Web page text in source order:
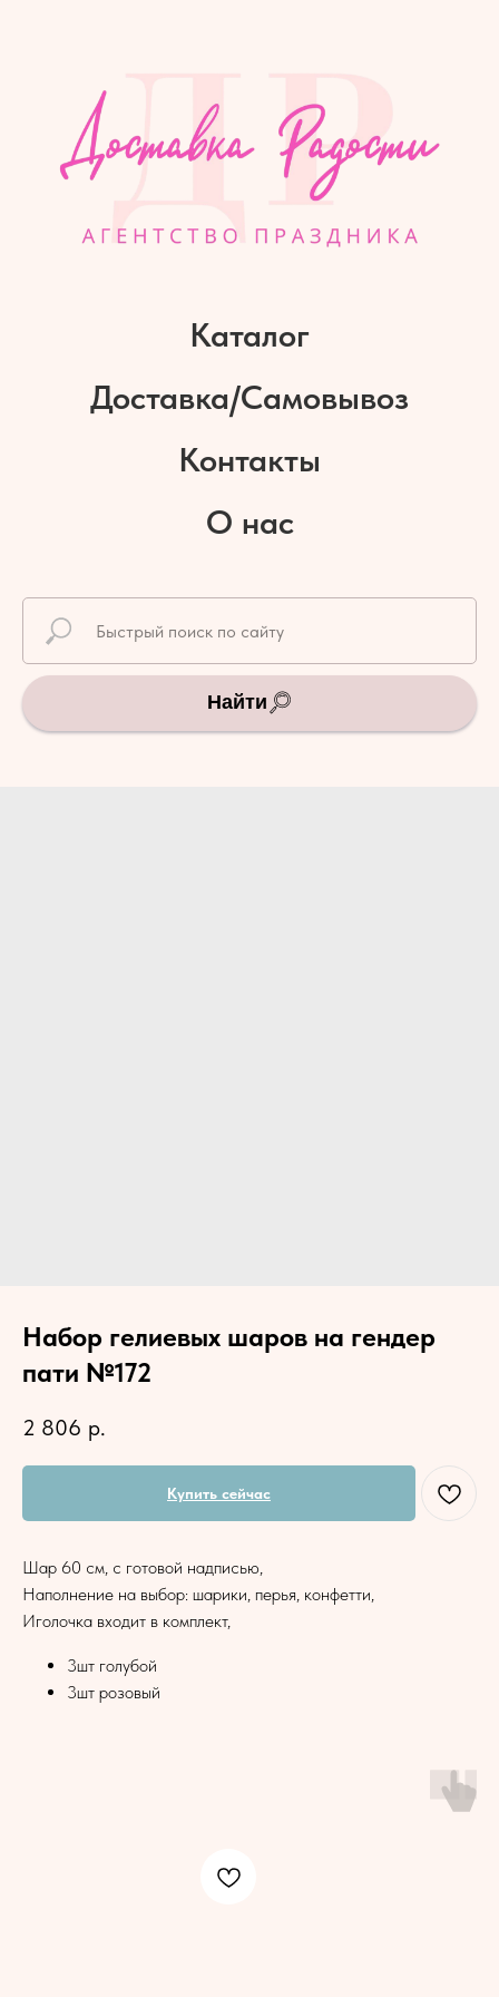
Каталог
Доставка/Самовывоз
Контакты
О нас
Найти
Набор гелиевых шаров на гендер
пати №172
2 806 р.
Купить сейчас
Шар 60 см, с готовой надписью,
Наполнение на выбор: шарики, перья, конфетти,
Иголочка входит в комплект,
3шт голубой
3шт розовый